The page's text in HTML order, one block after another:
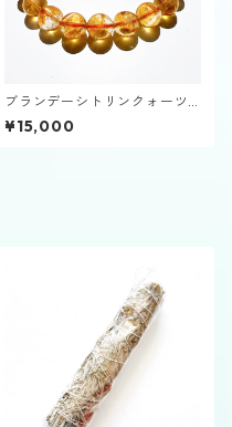
ブランデーシトリンクォーツ1
0㎜ブレスレット
¥15,000